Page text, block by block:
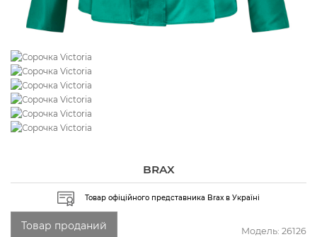
BRAX
Товар офіційного представника Brax в Україні
Модель: 26126
Товар проданий